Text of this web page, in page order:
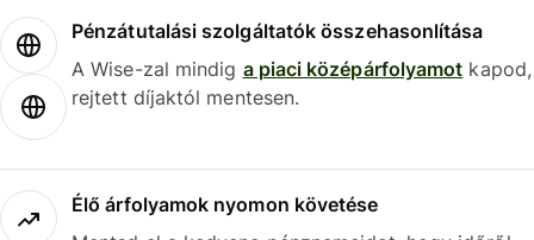
Pénzátutalási szolgáltatók összehasonlítása
A Wise-zal mindig a piaci középárfolyamot kapod,
rejtett díjaktól mentesen.
Élő árfolyamok nyomon követése